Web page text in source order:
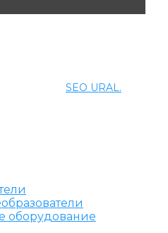
SEO URAL.
оборудование